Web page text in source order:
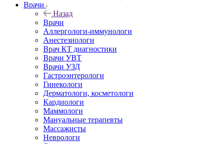
Врачи
Назад
Врачи
Аллергологи-иммунологи
Анестезиологи
Врач КТ диагностики
Врачи УВТ
Врачи УЗД
Гастроэнтерологи
Гинекологи
Дерматологи, косметологи
Кардиологи
Маммологи
Мануальные терапевты
Массажисты
Неврологи